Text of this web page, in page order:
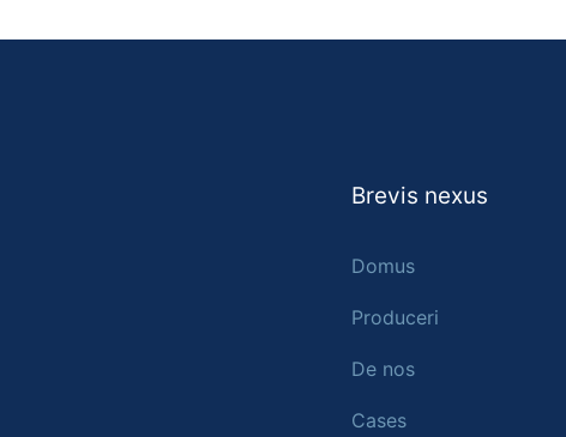
Brevis nexus
Domus
Produceri
De nos
Cases